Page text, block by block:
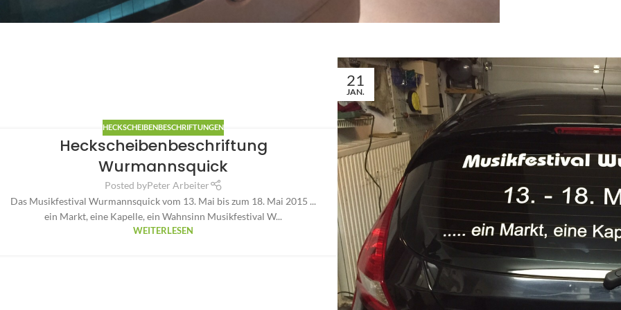
21
JAN.
HECKSCHEIBENBESCHRIFTUNGEN
Heckscheibenbeschriftung
Wurmannsquick
Posted byPeter Arbeiter
Das Musikfestival Wurmannsquick vom 13. Mai bis zum 18. Mai 2015 ...
ein Markt, eine Kapelle, ein Wahnsinn Musikfestival W...
WEITERLESEN